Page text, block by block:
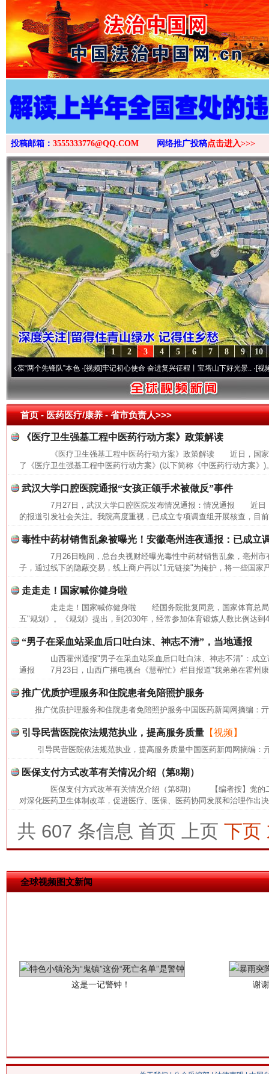
>
投稿邮箱： 3555333776@QQ.COM 网络推广投稿点击进入>>>
10
9
8
7
6
5
4
3
2
1
两个先锋队”本色·[视频]牢记初心使命 奋进复兴征程丨宝塔山下好光景..·[视频]因党
首页- 医药医疗/康养 -省市负责人>>>
《医疗卫生强基工程中医药行动方案》政策解读
《医疗卫生强基工程中医药行动方案》政策解读 近日，国家
了《医疗卫生强基工程中医药行动方案》(以下简称《中医药行动方案》
武汉大学口腔医院通报“女孩正颌手术被做反”事件
7月27日，武汉大学口腔医院发布情况通报：情况通报 近日
的报道引发社会关注。我院高度重视，已成立专项调查组开展核查，目
毒性中药材销售乱象被曝光！安徽亳州连夜通报：已成立
7月26日晚间，总台央视财经曝光毒性中药材销售乱象，亳州市
子，通过线下的隐蔽交易，线上商户再以"1元链接"为掩护，将一些国家
走走走！国家喊你健身啦
走走走！国家喊你健身啦 经国务院批复同意，国家体育总局
五"规划》。《规划》提出，到2030年，经常参加体育锻炼人数比例
“男子在采血站采血后口吐白沫、神志不清”，当地通报
山西霍州通报"男子在采血站采血后口吐白沫、神志不清"：成
通报 7月23日，山西广播电视台《慧帮忙》栏目报道"我弟弟在霍州
推广优质护理服务和住院患者免陪照护服务
推广优质护理服务和住院患者免陪照护服务中国医药新闻网摘编：
引导民营医院依法规范执业，提高服务质量 【视频】
引导民营医院依法规范执业，提高服务质量中国医药新闻网摘编：
医保支付方式改革有关情况介绍（第8期）
医保支付方式改革有关情况介绍（第8期） 【编者按】党的二
对深化医药卫生体制改革，促进医疗、医保、医药协同发展和治理作出
共 607 条信息 首页 上页 下页
全球视频图文新闻
网上购药对药下症？